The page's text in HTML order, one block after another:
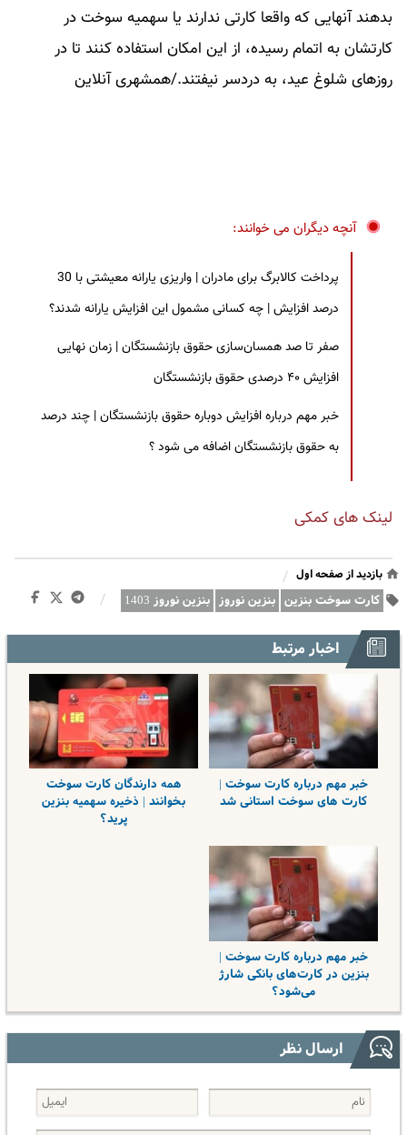
بدهند آنهایی که واقعا کارتی ندارند یا سهمیه سوخت در
کارتشان به اتمام رسیده، از این امکان استفاده کنند تا در
روزهای شلوغ عید، به دردسر نیفتند./همشهری آنلاین
آنچه دیگران می خوانند:
پرداخت کالابرگ برای مادران | واریزی یارانه معیشتی با 30
درصد افزایش | چه کسانی مشمول این افزایش یارانه شدند؟
صفر تا صد همسان‌سازی حقوق بازنشستگان | زمان نهایی
افزایش ۴۰ درصدی حقوق بازنشستگان
خبر مهم درباره افزایش دوباره حقوق بازنشستگان | چند درصد
به حقوق بازنشستگان اضافه می شود ؟
لینک های کمکی
بازدید از صفحه اول /
کارت سوخت‌ بنزین بنزین نوروز بنزین نوروز 1403 /
اخبار مرتبط
خبر مهم درباره کارت سوخت |
کارت های سوخت استانی شد
همه دارندگان کارت سوخت
بخوانند | ذخیره سهمیه بنزین
پرید؟
خبر مهم درباره کارت سوخت‌ |
بنزین در کارت‌های بانکی شارژ
می‌شود؟
ارسال نظر